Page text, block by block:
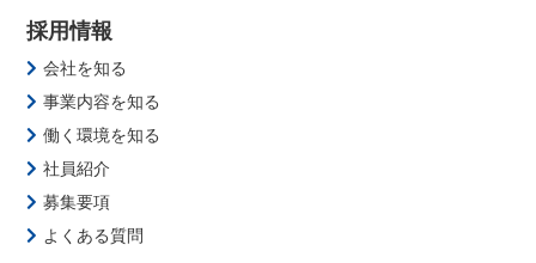
採用情報
会社を知る
事業内容を知る
働く環境を知る
社員紹介
募集要項
よくある質問